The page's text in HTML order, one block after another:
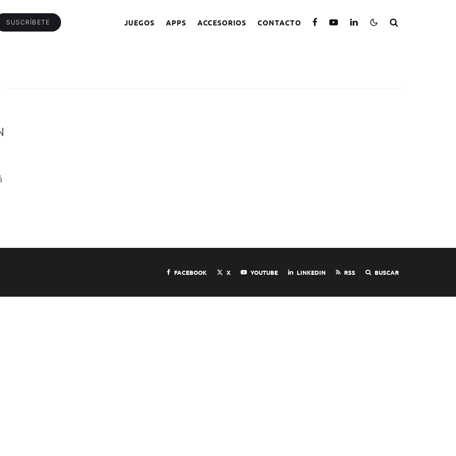
SUSCRÍBETE JUEGOS APPS ACCESORIOS CONTACTO
FACEBOOK X YOUTUBE LINKEDIN RSS BUSCAR